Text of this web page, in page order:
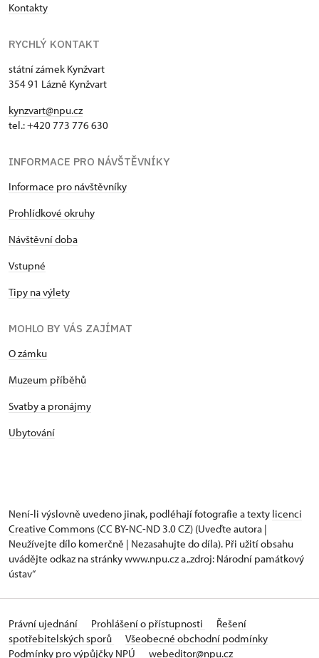
Kontakty
RYCHLÝ KONTAKT
státní zámek Kynžvart
354 91 Lázně Kynžvart
kynzvart@npu.cz
tel.: +420 773 776 630
INFORMACE PRO NÁVŠTĚVNÍKY
Informace pro návštěvníky
Prohlídkové okruhy
Návštěvní doba
Vstupné
Tipy na výlety
MOHLO BY VÁS ZAJÍMAT
O zámku
Muzeum příběhů
Svatby a pronájmy
Ubytování
Není-li výslovně uvedeno jinak, podléhají fotografie a texty licenci
Creative Commons (CC BY-NC-ND 3.0 CZ) (Uveďte autora |
Neužívejte dílo komerčně | Nezasahujte do díla). Při užití obsahu
uvádějte odkaz na stránky www.npu.cz a „zdroj: Národní památkový
ústav“
Právní ujednání Prohlášení o přístupnosti
Řešení
spotřebitelských sporů
Všeobecné obchodní podmínky
Podmínky pro výpůjčky NPÚ
webeditor@npu.cz